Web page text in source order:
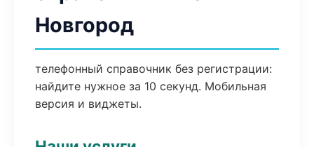
Новгород
телефонный справочник без регистрации:
найдите нужное за 10 секунд. Мобильная
версия и виджеты.